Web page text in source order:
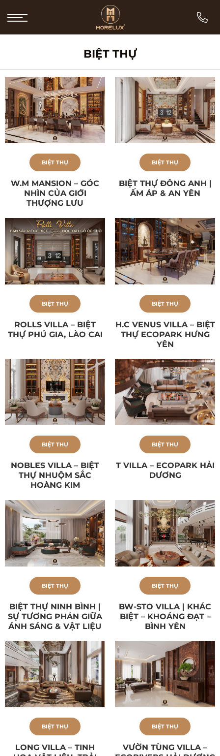
qua
dung
BIỆT THỰ
BIỆT THỰ
W.M MANSION – GÓC
NHÌN CỦA GIỚI
THƯỢNG LƯU
BIỆT THỰ
BIỆT THỰ ĐÔNG ANH |
ẤM ÁP & AN YÊN
BIỆT THỰ
ROLLS VILLA – BIỆT
THỰ PHÚ GIA, LÀO CAI
BIỆT THỰ
H.C VENUS VILLA – BIỆT
THỰ ECOPARK HƯNG
YÊN
BIỆT THỰ
NOBLES VILLA – BIỆT
THỰ NHUỘM SẮC
HOÀNG KIM
BIỆT THỰ
T VILLA – ECOPARK HẢI
DƯƠNG
BIỆT THỰ
BIỆT THỰ NINH BÌNH |
SỰ TƯƠNG PHẢN GIỮA
ÁNH SÁNG & VẬT LIỆU
BIỆT THỰ
BW-STO VILLA | KHÁC
BIỆT – KHOÁNG ĐẠT –
BÌNH YÊN
BIỆT THỰ
LONG VILLA – TINH
BIỆT THỰ
VƯỜN TÙNG VILLA –